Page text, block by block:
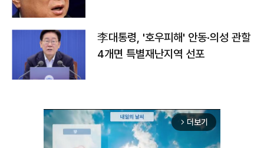
李대통령, '호우피해' 안동·의성 관할
4개면 특별재난지역 선포
arrow_forward_ios 더보기